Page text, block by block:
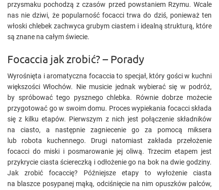
przysmaku pochodzą z czasów przed powstaniem Rzymu. Wcale
nas nie dziwi, że popularność focacci trwa do dziś, ponieważ ten
włoski chlebek zachwyca grubym ciastem i idealną strukturą, które
są znane na całym świecie.
Focaccia jak zrobić? – Porady
Wyrośnięta i aromatyczna focaccia to specjał, który gości w kuchni
większości Włochów. Nie musicie jednak wybierać się w podróż,
by spróbować tego pysznego chlebka. Równie dobrze możecie
przygotować go w swoim domu. Proces wypiekania focacci składa
się z kilku etapów. Pierwszym z nich jest połączenie składników
na ciasto, a następnie zagniecenie go za pomocą miksera
lub robota kuchennego. Drugi natomiast zakłada przełożenie
focacci do miski i posmarowanie jej oliwą. Trzecim etapem jest
przykrycie ciasta ściereczką i odłożenie go na bok na dwie godziny.
Jak zrobić focaccię? Późniejsze etapy to wyłożenie ciasta
na blaszce posypanej mąką, odciśnięcie na nim opuszków palców,